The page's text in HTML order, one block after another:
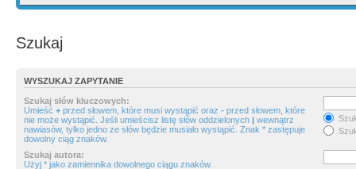
Szukaj
WYSZUKAJ ZAPYTANIE
Szukaj słów kluczowych:
Umieść + przed słowem, które musi wystąpić oraz - przed słowem, które
nie może wystąpić. Jeśli umieścisz listę słów oddzielonych | wewnątrz
nawiasów, tylko jedno ze słów będzie musiało wystąpić. Znak * zastępuje
dowolny ciąg znaków.
Szukaj autora:
Użyj * jako zamiennika dowolnego ciągu znaków.